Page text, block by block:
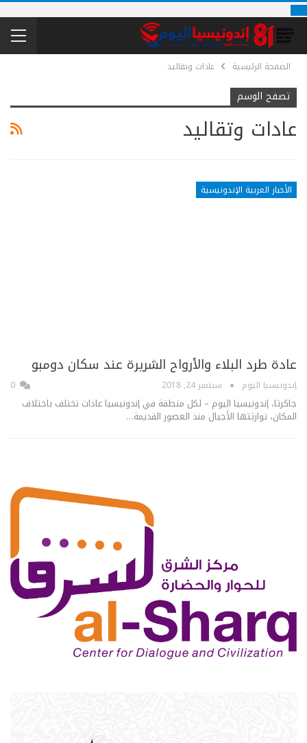
الصفحة الرئيسية عادات وتقاليد
تصفح الوسم
عادات وتقاليد
الأخبار العربية الإندونيسية
عادة طرد البلاء والأرواح الشريرة عند سكان دومبو
إندونيسيا اليوم سبتمبر 24, 2018
جاكرتا، إندونيسيا اليوم – لكل منطقة في إندونيسيا عادات تختلف باختلاف
المكان، توارثتها الأجيال منذ العصور القديمة…